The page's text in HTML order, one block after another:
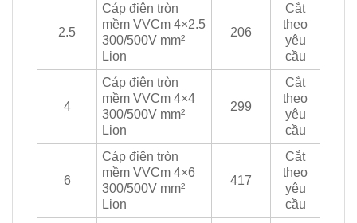
2.5
Cáp điện tròn
mềm VVCm 4×2.5
300/500V mm²
Lion
206
Cắt
theo
yêu
cầu
4
Cáp điện tròn
mềm VVCm 4×4
300/500V mm²
Lion
299
Cắt
theo
yêu
cầu
6
Cáp điện tròn
mềm VVCm 4×6
300/500V mm²
Lion
417
Cắt
theo
yêu
cầu